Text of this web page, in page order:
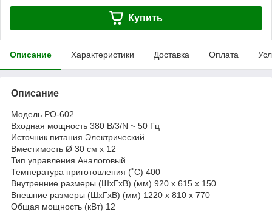
Купить
Описание Характеристики Доставка Оплата
Описание
Модель PO-602
Входная мощность 380 В/3/N ~ 50 Гц
Источник питания Электрический
Вместимость Ø 30 см x 12
Тип управления Аналоговый
Температура приготовления (˚C) 400
Внутренние размеры (ШxГxВ) (мм) 920 x 615 x 150
Внешние размеры (ШxГxВ) (мм) 1220 x 810 x 770
Общая мощность (кВт) 12